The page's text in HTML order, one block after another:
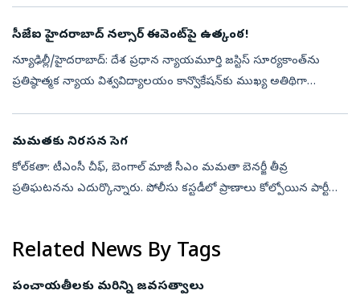
సీజేఐ హైదరాబాద్‌ నల్సార్‌ ఈవెంట్‌పై ఉత్కంఠ!
న్యూఢిల్లీ/హైదరాబాద్‌: దేశ ప్రధాన న్యాయమూర్తి జస్టిస్‌ సూర్యకాంత్‌ను
ప్రతిష్ఠాత్మక న్యాయ విశ్వవిద్యాలయం కాన్వొకేషన్‌కు ముఖ్య అతిథిగా
మమతకు నిరసన సెగ
కోల్‌కతా: టీఎంసీ చీఫ్, బెంగాల్‌ మాజీ సీఎం మమతా బెనర్జీ తీవ్ర
ప్రతిఘటనను ఎదుర్కొన్నారు. పోలీసు కస్టడీలో ప్రాణాలు కోల్పోయిన పార్టీ
Related News By Tags
పంచాయతీలకు మరిన్ని జవసత్వాలు